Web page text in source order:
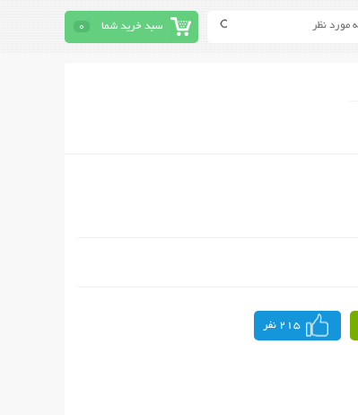
سبد خرید شما 0
215 نفر